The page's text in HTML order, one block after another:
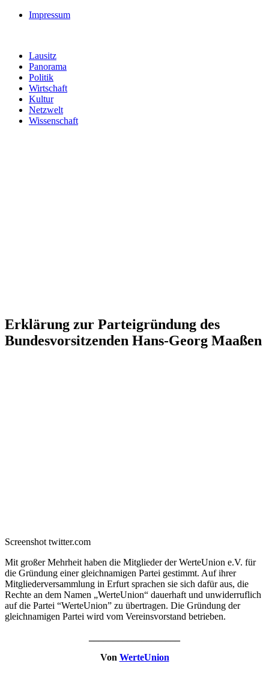
Impressum
Lausitz
Panorama
Politik
Wirtschaft
Kultur
Netzwelt
Wissenschaft
Erklärung zur Parteigründung des
Bundesvorsitzenden Hans-Georg Maaßen
Screenshot twitter.com
Mit großer Mehrheit haben die Mitglieder der WerteUnion e.V. für
die Gründung einer gleichnamigen Partei gestimmt. Auf ihrer
Mitgliederversammlung in Erfurt sprachen sie sich dafür aus, die
Rechte an dem Namen „WerteUnion“ dauerhaft und unwiderruflich
auf die Partei “WerteUnion” zu übertragen. Die Gründung der
gleichnamigen Partei wird vom Vereinsvorstand betrieben.
Von WerteUnion